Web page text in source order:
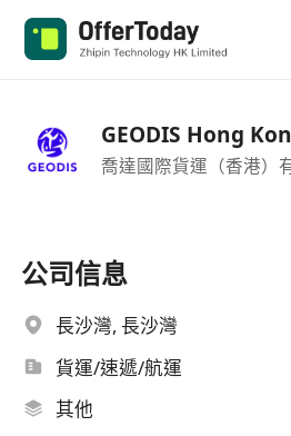
GEODIS Hong
喬達國際貨運（香港）
公司信息
長沙灣, 長沙灣
貨運/速遞/航運
其他